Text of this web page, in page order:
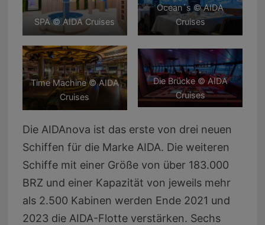
SPA © AIDA Cruises
Ocean´s © AIDA
Cruises
Time Machine © AIDA
Cruises
Die Brücke © AIDA
Cruises
Die AIDAnova ist das erste von drei neuen
Schiffen für die Marke AIDA. Die weiteren
Schiffe mit einer Größe von über 183.000
BRZ und einer Kapazität von jeweils mehr
als 2.500 Kabinen werden Ende 2021 und
2023 die AIDA-Flotte verstärken. Sechs